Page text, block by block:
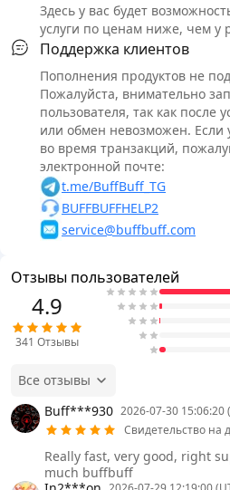
Здесь у вас будет
услуги по ценам ниже, чем у
Поддержка клиентов
Пополнения продуктов не
Пожалуйста, внимательно
пользователя, так как после
или обмен невозможен. Если
во время транзакций,
электронной почте:
t.me/BuffBuff_TG
BUFFBUFFHELP2
service@buffbuff.com
Отзывы пользователей
4.9
341 Отзывы
Все отзывы
Buff***930 2026-07-30 15:06:20
Свидетельство на
Really fast, very good, right
much buffbuff